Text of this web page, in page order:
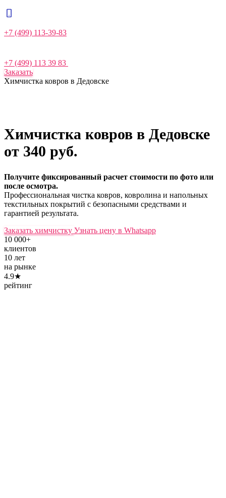
+7 (499) 113-39-83
+7 (499) 113 39 83
Заказать
Химчистка ковров в Дедовске
Химчистка ковров в Дедовске
от 340 руб.
Получите фиксированный расчет стоимости по фото или
после осмотра.
Профессиональная чистка ковров, ковролина и напольных
текстильных покрытий с безопасными средствами и
гарантией результата.
Заказать химчистку Узнать цену в Whatsapp
10 000+
клиентов
10 лет
на рынке
4.9★
рейтинг